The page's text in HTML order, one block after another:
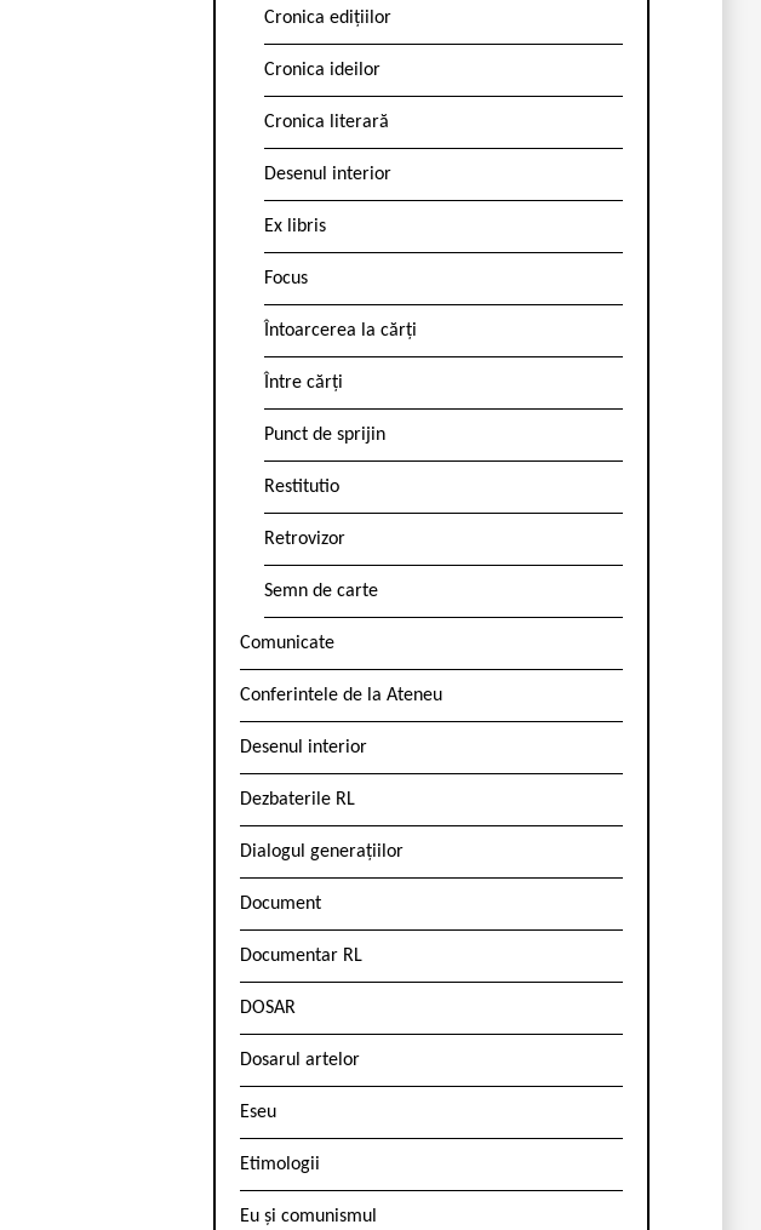
Cronica edițiilor
Cronica ideilor
Cronica literară
Desenul interior
Ex libris
Focus
Întoarcerea la cărți
Între cărți
Punct de sprijin
Restitutio
Retrovizor
Semn de carte
Comunicate
Conferintele de la Ateneu
Desenul interior
Dezbaterile RL
Dialogul generațiilor
Document
Documentar RL
DOSAR
Dosarul artelor
Eseu
Etimologii
Eu și comunismul